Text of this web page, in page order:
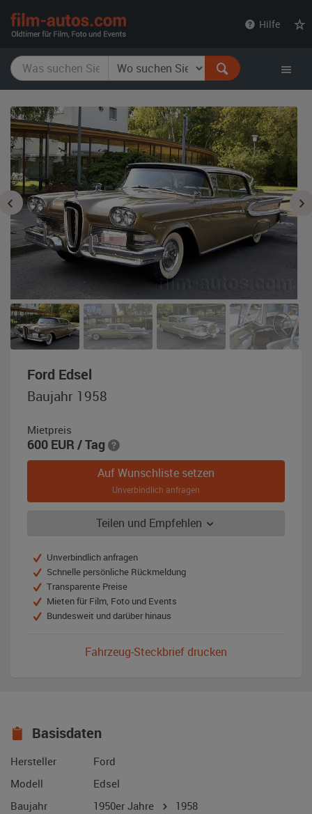
Hilfe
Ford Edsel
Baujahr
1958,
Baujahr 1958
Mietpreis
600 EUR / Tag
Auf Wunschliste setzen
Unverbindlich anfragen
Teilen und Empfehlen
Unverbindlich anfragen
Schnelle persönliche Rückmeldung
Transparente Preise
Mieten für Film, Foto und Events
Bundesweit und darüber hinaus
Fahrzeug-Steckbrief drucken
Basisdaten
Hersteller
Ford
Modell
Edsel
Baujahr
1950er Jahre
1958